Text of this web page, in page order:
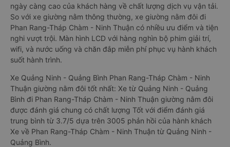
ngày càng cao của khách hàng về chất lượng dịch vụ vận tải.
So với xe giường nằm thông thường, xe giường nằm đôi đi
Phan Rang-Tháp Chàm - Ninh Thuận có nhiều ưu điểm và tiện
nghi vượt trội. Màn hình LCD với hàng nghìn bộ phim giải trí,
wifi, và nước uống và chăn đắp miễn phí phục vụ hành khách
suốt hành trình.
Xe Quảng Ninh - Quảng Bình Phan Rang-Tháp Chàm - Ninh
Thuận giường nằm đôi tốt nhất: Xe từ Quảng Ninh - Quảng
Bình đi Phan Rang-Tháp Chàm - Ninh Thuận giường nằm đôi
được đánh giá chung có chất lượng Tốt với điểm đánh giá
trung bình từ 3.7/5 dựa trên 3005 phản hồi của hành khách
Xe về Phan Rang-Tháp Chàm - Ninh Thuận từ Quảng Ninh -
Quảng Bình.